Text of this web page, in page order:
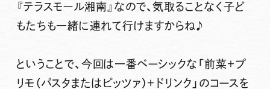
『テラスモール湘南』なので、気取ることなく子ど
もたちも一緒に連れて行けますからね♪
ということで、今回は一番ベーシックな「前菜＋プ
リモ（パスタまたはピッツァ）＋ドリンク」のコースを